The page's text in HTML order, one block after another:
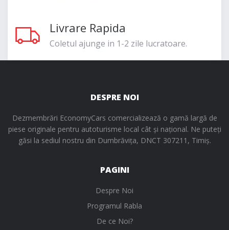
Livrare Rapida
Coletul ajunge in 1-2 zile lucratoare.
DESPRE NOI
Dezmembrări EconomyCars comercializează o gamă largă de
piese originale pentru autoturisme local cât și național. Ne puteți
găsi la sediul nostru din Dumbrăvița, DNCT 307211, Timiș.
PAGINI
Despre Noi
Programul Rabla
De ce Noi?